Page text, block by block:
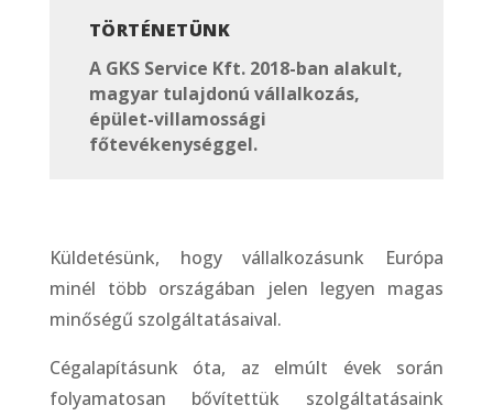
TÖRTÉNETÜNK
A GKS Service Kft. 2018-ban alakult,
magyar tulajdonú vállalkozás,
épület-villamossági
főtevékenységgel.
Küldetésünk, hogy vállalkozásunk Európa
minél több országában jelen legyen magas
minőségű szolgáltatásaival.
Cégalapításunk óta, az elmúlt évek során
folyamatosan bővítettük szolgáltatásaink